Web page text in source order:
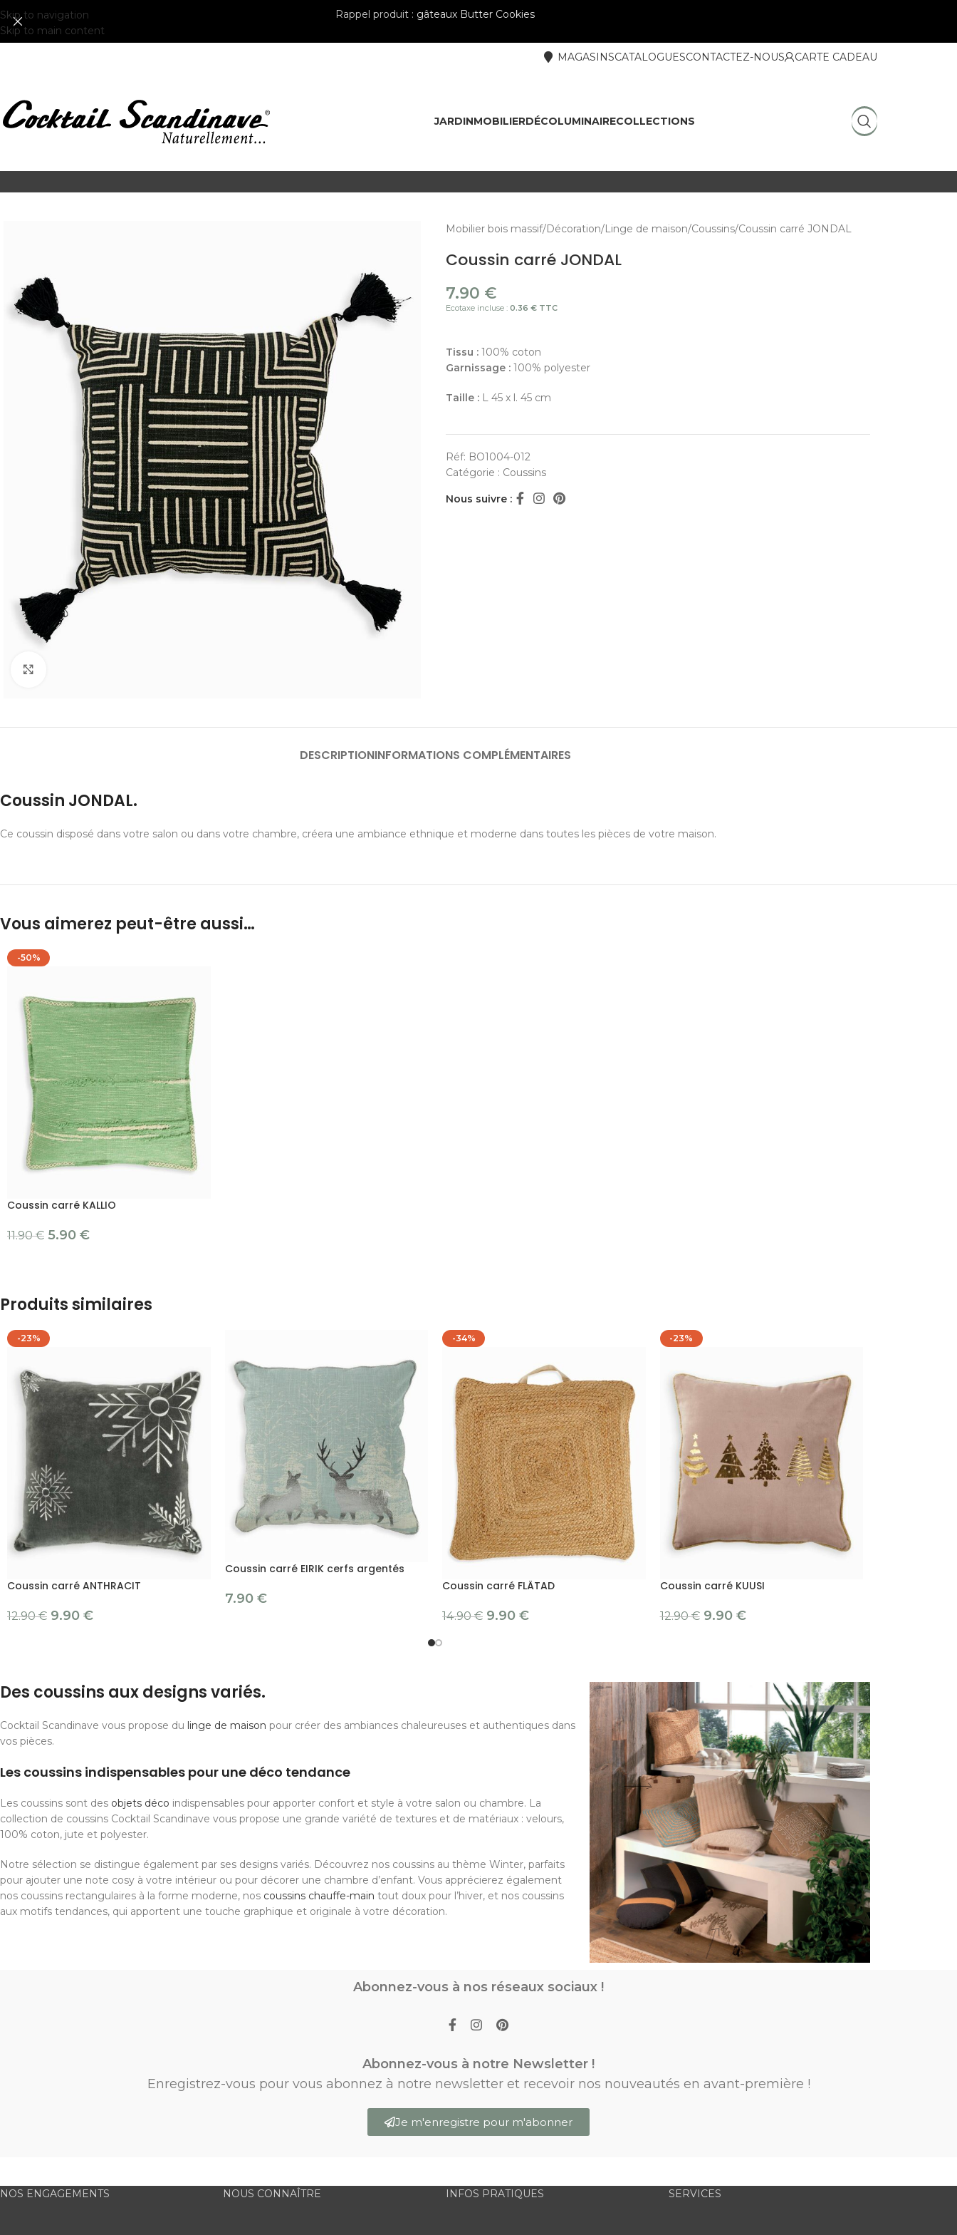
Skip to navigation
Skip to main content
Rappel produit : gâteaux Butter Cookies
MAGASINSCATALOGUESCONTACTEZ-NOUS CARTE CADEAU
JARDINMOBILIERDÉCOLUMINAIRECOLLECTIONS
Mobilier bois massif Décoration Linge de maison Coussins Coussin carré JONDAL
Coussin carré JONDAL
7.90 €
Ecotaxe incluse :0.36 € TTC
Tissu :100% coton
Garnissage :100% polyester
Taille :L 45 x l. 45 cm
Réf: BO1004-012
Catégorie : Coussins
Nous suivre :
DESCRIPTIONINFORMATIONS COMPLÉMENTAIRES
Coussin JONDAL.
Ce coussin disposé dans votre salon ou dans votre chambre, créera une ambiance ethnique et moderne dans toutes les pièces de votre maison.
Vous aimerez peut-être aussi…
-50%
Coussin carré KALLIO
11.90€ 5.90 €
Produits similaires
-23%
Coussin carré ANTHRACIT
12.90€ 9.90 €
Coussin carré EIRIK cerfs argentés
7.90 €
-34%
Coussin carré FLÄTAD
14.90€ 9.90 €
-23%
Coussin carré KUUSI
12.90€ 9.90 €
Des coussins aux designs variés.
Cocktail Scandinave vous propose du linge de maison pour créer des ambiances chaleureuses et authentiques dans
vos pièces.
Les coussins indispensables pour une déco tendance
Les coussins sont des objets déco indispensables pour apporter confort et style à votre salon ou chambre. La
collection de coussins Cocktail Scandinave vous propose une grande variété de textures et de matériaux : velours,
100% coton, jute et polyester.
Notre sélection se distingue également par ses designs variés. Découvrez nos coussins au thème Winter, parfaits
pour ajouter une note cosy à votre intérieur ou pour décorer une chambre d’enfant. Vous apprécierez également
nos coussins rectangulaires à la forme moderne, nos coussins chauffe-main tout doux pour l’hiver, et nos coussins
aux motifs tendances, qui apportent une touche graphique et originale à votre décoration.
Abonnez-vous à nos réseaux sociaux !
Abonnez-vous à notre Newsletter !
Enregistrez-vous pour vous abonnez à notre newsletter et recevoir nos nouveautés en avant-première !
Je m'enregistre pour m'abonner
NOS ENGAGEMENTS NOUS CONNAÎTRE INFOS PRATIQUES SERVICES